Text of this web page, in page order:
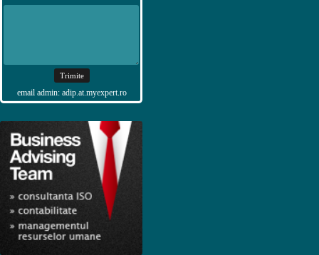
email admin: adip.at.myexpert.ro